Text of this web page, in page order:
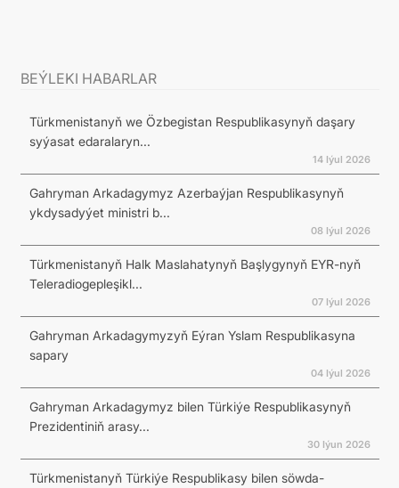
BEÝLEKI HABARLAR
Türkmenistanyň we Özbegistan Respublikasynyň daşary
syýasat edaralaryn...
14 Iýul 2026
Gahryman Arkadagymyz Azerbaýjan Respublikasynyň
ykdysadyýet ministri b...
08 Iýul 2026
Türkmenistanyň Halk Maslahatynyň Başlygynyň EYR-nyň
Teleradiogepleşikl...
07 Iýul 2026
Gahryman Arkadagymyzyň Eýran Yslam Respublikasyna
sapary
04 Iýul 2026
Gahryman Arkadagymyz bilen Türkiýe Respublikasynyň
Prezidentiniň arasy...
30 Iýun 2026
Türkmenistanyň Türkiýe Respublikasy bilen söwda-